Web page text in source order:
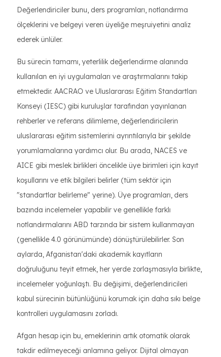
Değerlendiriciler bunu, ders programları, notlandırma
ölçeklerini ve belgeyi veren üyeliğe meşruiyetini analiz
ederek ünlüler.
Bu sürecin tamamı, yeterlilik değerlendirme alanında
kullanılan en iyi uygulamaları ve araştırmalarını takip
etmektedir. AACRAO ve Uluslararası Eğitim Standartları
Konseyi (IESC) gibi kuruluşlar tarafından yayınlanan
rehberler ve referans dilimleme, değerlendiricilerin
uluslararası eğitim sistemlerini ayrıntılarıyla bir şekilde
yorumlamalarına yardımcı olur. Bu arada, NACES ve
AICE gibi meslek birlikleri öncelikle üye birimleri için kayıt
koşullarını ve etik bilgileri belirler (tüm sektör için
"standartlar belirleme" yerine). Üye programları, ders
bazında incelemeler yapabilir ve genellikle farklı
notlandırmalarını ABD tarzında bir sistem kullanmayan
(genellikle 4.0 görünümünde) dönüştürülebilirler. Son
aylarda, Afganistan'daki akademik kayıtların
doğruluğunu teyit etmek, her yerde zorlaşmasıyla birlikte,
incelemeler yoğunlaştı. Bu değişimi, değerlendiricileri
kabul sürecinin bütünlüğünü korumak için daha sıkı belge
kontrolleri uygulamasını zorladı.
Afgan hesap için bu, emeklerinin artık otomatik olarak
takdir edilmeyeceği anlamına geliyor. Dijital olmayan